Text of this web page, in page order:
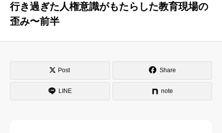
行き過ぎた人権意識がもたらした教育現場の
歪み〜前半
Post Share
LINE note
テラゴヤ週報